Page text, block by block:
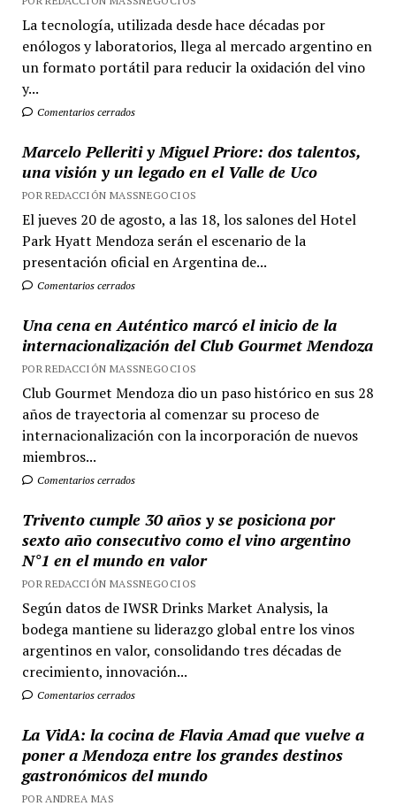
La tecnología, utilizada desde hace décadas por
enólogos y laboratorios, llega al mercado argentino en
un formato portátil para reducir la oxidación del vino
y...
Comentarios cerrados
Marcelo Pelleriti y Miguel Priore: dos talentos,
una visión y un legado en el Valle de Uco
POR REDACCIÓN MASSNEGOCIOS
El jueves 20 de agosto, a las 18, los salones del Hotel
Park Hyatt Mendoza serán el escenario de la
presentación oficial en Argentina de...
Comentarios cerrados
Una cena en Auténtico marcó el inicio de la
internacionalización del Club Gourmet Mendoza
POR REDACCIÓN MASSNEGOCIOS
Club Gourmet Mendoza dio un paso histórico en sus 28
años de trayectoria al comenzar su proceso de
internacionalización con la incorporación de nuevos
miembros...
Comentarios cerrados
Trivento cumple 30 años y se posiciona por
sexto año consecutivo como el vino argentino
N°1 en el mundo en valor
POR REDACCIÓN MASSNEGOCIOS
Según datos de IWSR Drinks Market Analysis, la
bodega mantiene su liderazgo global entre los vinos
argentinos en valor, consolidando tres décadas de
crecimiento, innovación...
Comentarios cerrados
La VidA: la cocina de Flavia Amad que vuelve a
poner a Mendoza entre los grandes destinos
gastronómicos del mundo
POR ANDREA MAS